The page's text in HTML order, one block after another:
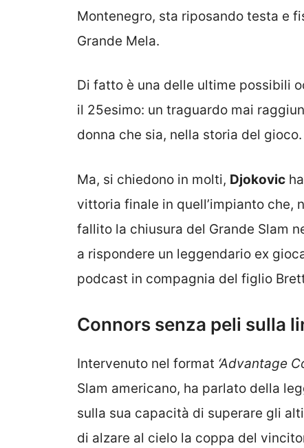
Montenegro, sta riposando testa e
Grande Mela.
Di fatto è una delle ultime possibili
il 25esimo: un traguardo mai
donna che sia, nella storia del gioco.
Ma, si chiedono in molti, Djokovic
vittoria finale in quell’impianto che,
fallito la chiusura del Grande Slam
a rispondere un leggendario ex
podcast in compagnia del figlio
Connors senza peli sulla
Intervenuto nel format ‘Advantage
Slam americano, ha parlato della
sulla sua capacità di superare gli
di alzare al cielo la coppa del